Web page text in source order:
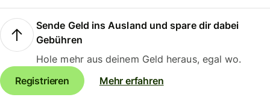
Sende Geld ins Ausland und spare dir dabei
Gebühren
Hole mehr aus deinem Geld heraus, egal wo.
Registrieren
Mehr erfahren